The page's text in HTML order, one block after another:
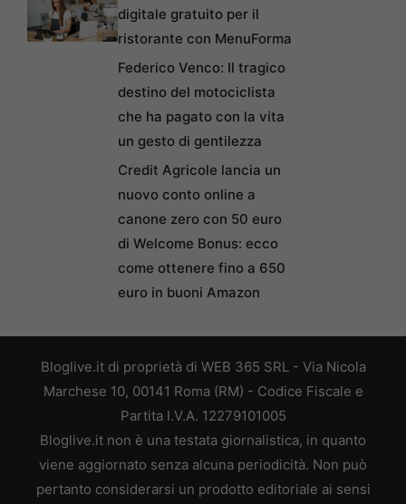
digitale gratuito per il
ristorante con MenuForma
Federico Venco: Il tragico
destino del motociclista
che ha pagato con la vita
un gesto di gentilezza
Credit Agricole lancia un
nuovo conto online a
canone zero con 50 euro
di Welcome Bonus: ecco
come ottenere fino a 650
euro in buoni Amazon
Bloglive.it di proprietà di WEB 365 SRL - Via Nicola
Marchese 10, 00141 Roma (RM) - Codice Fiscale e
Partita I.V.A. 12279101005
Bloglive.it non è una testata giornalistica, in quanto
viene aggiornato senza alcuna periodicità. Non può
pertanto considerarsi un prodotto editoriale ai sensi